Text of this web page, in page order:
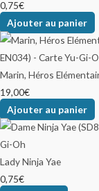
0,75€
Ajouter au panier
Marin, Héros
19,00€
Ajouter au panier
Lady Ninja Yae
0,75€